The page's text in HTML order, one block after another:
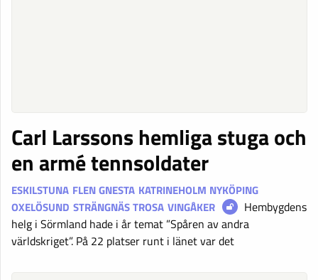
Carl Larssons hemliga stuga och
en armé tennsoldater
ESKILSTUNA FLENGNESTA KATRINEHOLM NYKÖPING
OXELÖSUND STRÄNGNÄSTROSA VINGÅKER
Hembygdens
helg i Sörmland hade i år temat ”Spåren av andra
världskriget”. På 22 platser runt i länet var det